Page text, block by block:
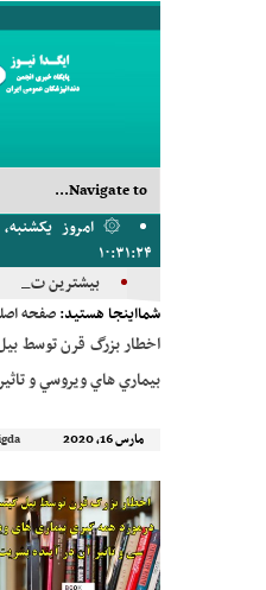
۱۰:۳۱:۲۴
بیشترین تعداد
شمااینجا هستید:صفحه
اخطار بزرگ قرن توسط
بيماري هاي ويروسي و
مارس 16, 2020